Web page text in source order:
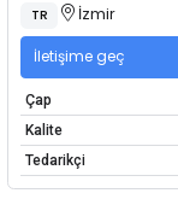
TR İzmir
İletişime geç
Çap
Kalite
Tedarikçi